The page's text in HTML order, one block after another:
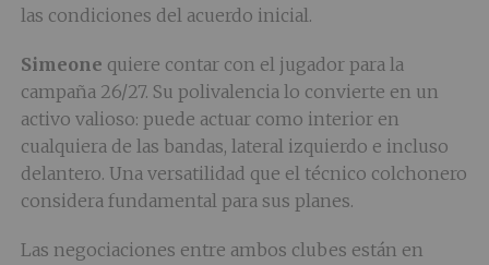
las condiciones del acuerdo inicial.
Simeone quiere contar con el jugador para la
campaña 26/27. Su polivalencia lo convierte en un
activo valioso: puede actuar como interior en
cualquiera de las bandas, lateral izquierdo e incluso
delantero. Una versatilidad que el técnico colchonero
considera fundamental para sus planes.
Las negociaciones entre ambos clubes están en